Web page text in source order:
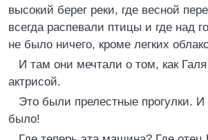
высокий берег реки, где весной
всегда распевали птицы и где над
не было ничего, кроме легких
И там они мечтали о том, как Галя
актрисой.
Это были прелестные прогулки. И
было!